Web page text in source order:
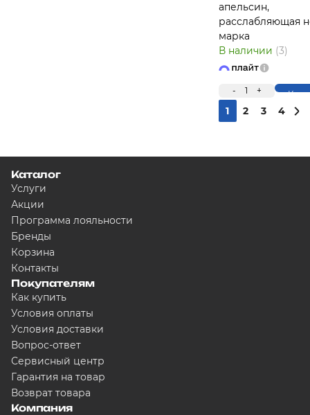
апельсин,
расслабляющая
марка
В наличии (3)
- 1 +
1 2 3 4
Каталог
Услуги
Акции
Программа лояльности
Бренды
Корзина
Контакты
Покупателям
Как купить
Условия оплаты
Условия доставки
Вопрос-ответ
Сервисный центр
Гарантия на товар
Возврат товара
Компания